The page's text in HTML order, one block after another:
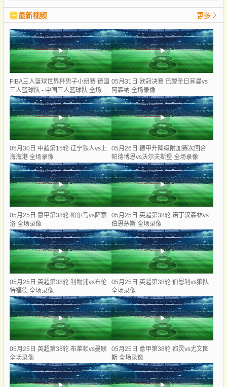
最新视频 更多
FIBA三人篮球世界杯男子小组赛 德国
三人篮球队 - 中国三人篮球队 全场录
像
05月31日 欧冠决赛 巴黎圣日耳曼vs
阿森纳 全场录像
05月30日 中超第15轮 辽宁铁人vs上
海海港 全场录像
05月26日 德甲升降级附加赛次回合
帕德博恩vs沃尔夫斯堡 全场录像
05月25日 意甲第38轮 帕尔马vs萨索
洛 全场录像
05月25日 英超第38轮 诺丁汉森林vs
伯恩茅斯 全场录像
05月25日 英超第38轮 利物浦vs布伦
特福德 全场录像
05月25日 英超第38轮 伯恩利vs狼队
全场录像
05月25日 英超第38轮 布莱顿vs曼联
全场录像
05月25日 意甲第38轮 都灵vs尤文图
斯 全场录像